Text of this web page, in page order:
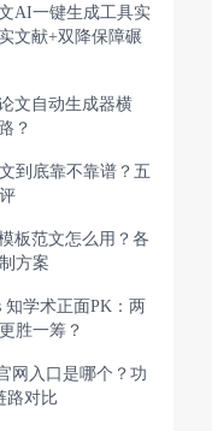
AI一键生成工具实
文献+双降保障碾
文自动生成器横
？
到底靠不靠谱？五
板范文怎么用？各
方案
知学术正面PK：两
胜一筹？
网入口是哪个？功
路对比